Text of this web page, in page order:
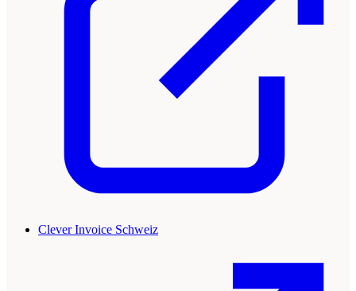
Clever Invoice Schweiz